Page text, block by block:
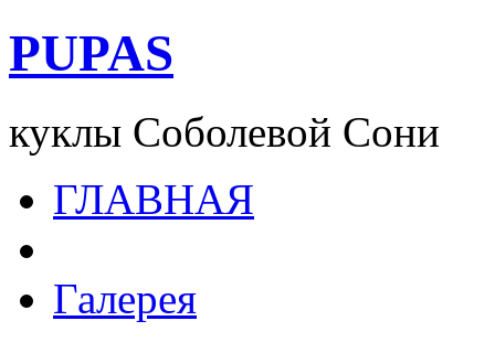
PUPAS
куклы Соболевой Сони
ГЛАВНАЯ
Галерея